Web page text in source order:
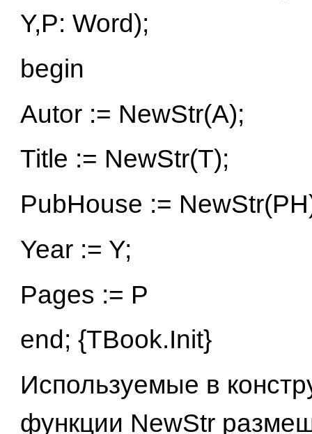
Y,P: Word);
begin
Autor := NewStr(A);
Title := NewStr(T);
PubHouse :=
Year := Y;
Pages := P
end; {TBook.Init}
Используемые в
функции NewStr